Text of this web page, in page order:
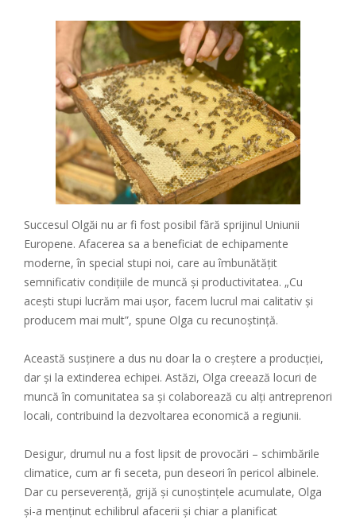
Succesul Olgăi nu ar fi fost posibil fără sprijinul Uniunii
Europene. Afacerea sa a beneficiat de echipamente
moderne, în special stupi noi, care au îmbunătățit
semnificativ condițiile de muncă și productivitatea. „Cu
acești stupi lucrăm mai ușor, facem lucrul mai calitativ și
producem mai mult”, spune Olga cu recunoștință.
Această susținere a dus nu doar la o creștere a producției,
dar și la extinderea echipei. Astăzi, Olga creează locuri de
muncă în comunitatea sa și colaborează cu alți antreprenori
locali, contribuind la dezvoltarea economică a regiunii.
Desigur, drumul nu a fost lipsit de provocări – schimbările
climatice, cum ar fi seceta, pun deseori în pericol albinele.
Dar cu perseverență, grijă și cunoștințele acumulate, Olga
și-a menținut echilibrul afacerii și chiar a planificat